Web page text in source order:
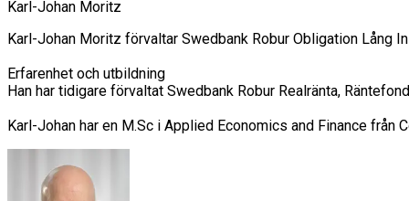
Karl-Johan Moritz
Karl-Johan Moritz förvaltar Swedbank Robur Obligation Lång
Erfarenhet och utbildning
Han har tidigare förvaltat Swedbank Robur Realränta,
Karl-Johan har en M.Sc i Applied Economics and Finance